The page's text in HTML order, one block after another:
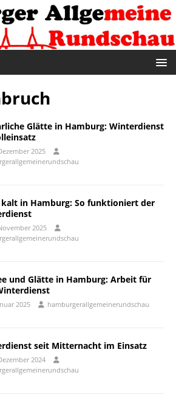
Glätte in Hamburg: Winterdienst
2025
kalt in Hamburg: So funktioniert der
2025
und Glätte in Hamburg: Arbeit für
2025 hamburgerallgemeinerundschau
seit Mitternacht im Einsatz
2024